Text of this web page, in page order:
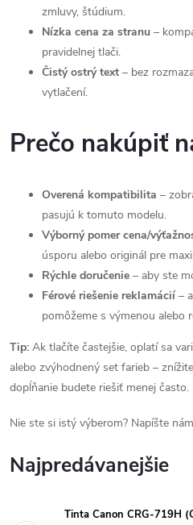
zmluvy, štúdium.
Nízka cena za stranu –
pravidelnej tlači.
Čistý ostrý text – bez
vytlačení.
Prečo nakúpiť
Overená kompatibilita –
pasujú k tomuto modelu.
Výborný pomer cena/
úsporu alebo originál pre
Rýchle doručenie – aby ste
Férové riešenie reklamácií –
pomôžeme s výmenou alebo
Tip: Ak tlačíte častejšie, oplatí sa
alebo zvýhodnený set farieb –
dopĺňanie budete riešiť menej často.
Nie ste si istý výberom? Napíšte
Najpredávanejšie
Tinta Canon CRG-719H